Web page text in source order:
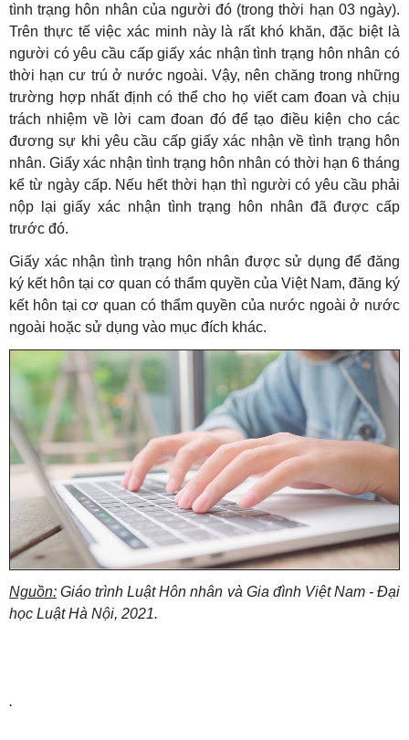
tình trạng hôn nhân của người đó (trong thời hạn 03 ngày).
Trên thực tế việc xác minh này là rất khó khăn, đặc biệt là
người có yêu cầu cấp giấy xác nhận tình trạng hôn nhân có
thời hạn cư trú ở nước ngoài. Vậy, nên chăng trong những
trường hợp nhất định có thể cho họ viết cam đoan và chịu
trách nhiệm về lời cam đoan đó để tạo điều kiện cho các
đương sự khi yêu cầu cấp giấy xác nhận về tình trạng hôn
nhân. Giấy xác nhận tình trạng hôn nhân có thời hạn 6 tháng
kể từ ngày cấp. Nếu hết thời hạn thì người có yêu cầu phải
nộp lại giấy xác nhận tình trạng hôn nhân đã được cấp
trước đó.
Giấy xác nhận tình trạng hôn nhân được sử dụng để đăng
ký kết hôn tại cơ quan có thẩm quyền của Việt Nam, đăng ký
kết hôn tại cơ quan có thẩm quyền của nước ngoài ở nước
ngoài hoặc sử dụng vào mục đích khác.
Nguồn: Giáo trình Luật Hôn nhân và Gia đình Việt Nam - Đại
học Luật Hà Nội, 2021.
.